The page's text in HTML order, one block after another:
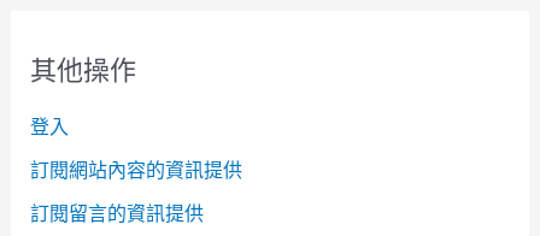
其他操作
登入
訂閱網站內容的資訊提供
訂閱留言的資訊提供